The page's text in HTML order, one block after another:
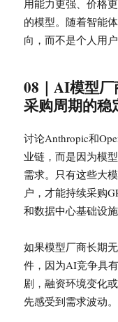
用能力更强、价格
的模型。随着智能
向，而不是个人用
08｜AI模型
采购周期的稳
讨论Anthropic和
业链，而是因为模
需求。只有这些大
户，才能持续采购
和数据中心基础设施
如果模型厂商长期
件，因为AI竞争具
剧，融资环境变化
先感受到需求波动。